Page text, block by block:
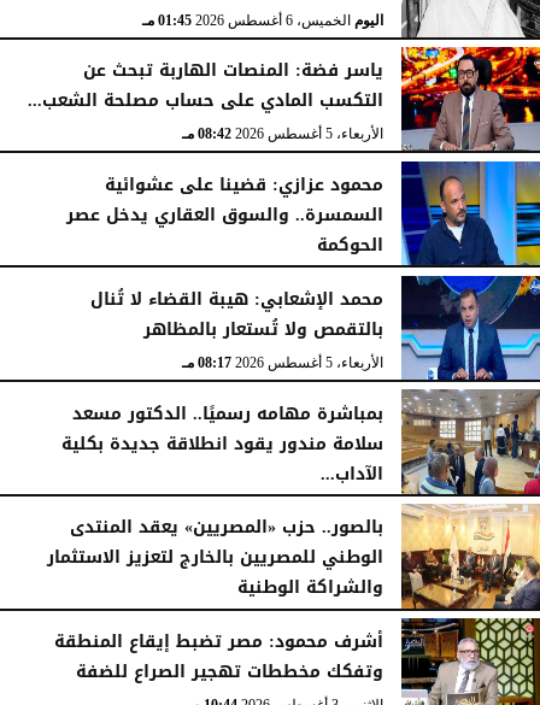
اليومالخميس، 6 أغسطس 2026 02:46 مـ اليوم الخميس، 6 أغسطس 2026 01:45 مـ
ياسر فضة: المنصات الهاربة تبحث عن
التكسب المادي على حساب مصلحة الشعب...
الأربعاء، 5 أغسطس 2026 08:42 مـ
محمود عزازي: قضينا على عشوائية
السمسرة.. والسوق العقاري يدخل عصر
الحوكمة
الأربعاء، 5 أغسطس 2026
محمد الإشعابي: هيبة القضاء لا تُنال
بالتقمص ولا تُستعار بالمظاهر
الأربعاء، 5 أغسطس 2026 08:17 مـ
بمباشرة مهامه رسميًا.. الدكتور مسعد
سلامة مندور يقود انطلاقة جديدة بكلية
الآداب...
الأربعاء، 5 أغسطس 2026
بالصور.. حزب «المصريين» يعقد المنتدى
الوطني للمصريين بالخارج لتعزيز الاستثمار
والشراكة الوطنية
الثلاثاء، 4 أغسطس 2026
أشرف محمود: مصر تضبط إيقاع المنطقة
وتفكك مخططات تهجير الصراع للضفة